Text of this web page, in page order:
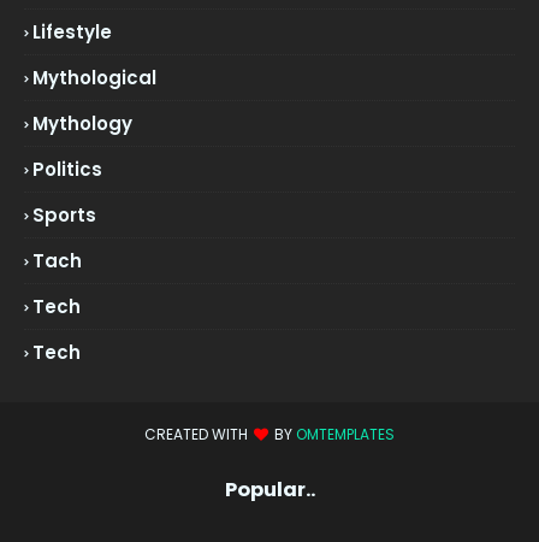
Lifestyle
Mythological
Mythology
Politics
Sports
Tach
Tech
Tech
CREATED WITH BY OMTEMPLATES
Popular..